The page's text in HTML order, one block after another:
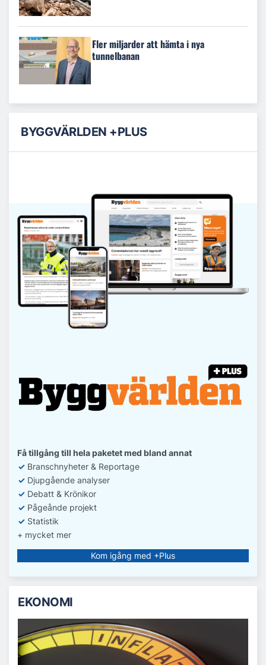
Fler miljarder att hämta i nya
tunnelbanan
BYGGVÄRLDEN +PLUS
Få tillgång till hela paketet med bland annat
✓ Branschnyheter & Reportage
✓ Djupgående analyser
✓ Debatt & Krönikor
✓ Pågeånde projekt
✓ Statistik
+ mycket mer
Kom igång med +Plus
EKONOMI